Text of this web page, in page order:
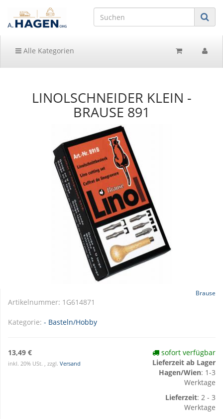
Alle Kategorien
LINOLSCHNEIDER KLEIN -
BRAUSE 891
Brause
Artikelnummer: 1G614871
Kategorie: - Basteln/Hobby
13,49 €
inkl. 20% USt. , zzgl. Versand
sofort verfügbar
Lieferzeit ab Lager
Hagen/Wien: 1-3
Werktage
Lieferzeit: 2 - 3
Werktage